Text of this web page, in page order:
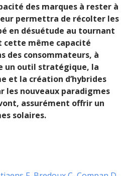
des marques à rester à
permettra de récolter les
en désuétude au tournant
cette même capacité
des consommateurs, à
un outil stratégique, la
et la création d’hybrides
les nouveaux paradigmes
assurément offrir un
solaires.